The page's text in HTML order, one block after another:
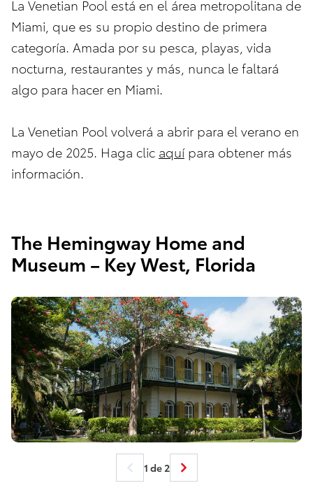
La Venetian Pool está en el área metropolitana de
Miami, que es su propio destino de primera
categoría. Amada por su pesca, playas, vida
nocturna, restaurantes y más, nunca le faltará
algo para hacer en Miami.
La Venetian Pool volverá a abrir para el verano en
mayo de 2025. Haga clic aquípara obtener más
información.
The Hemingway Home and
Museum – Key West, Florida
1 de 2